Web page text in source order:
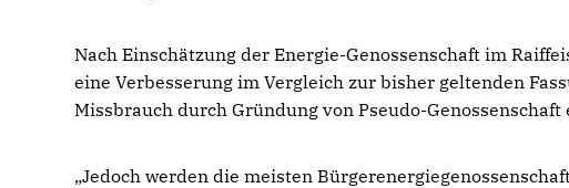
Nach Einschätzung der Energie-Genossenschaft im
eine Verbesserung im Vergleich zur bisher geltenden
Missbrauch durch Gründung von Pseudo-Genossenschaft
Jedoch werden die meisten